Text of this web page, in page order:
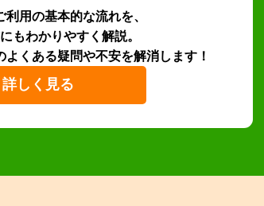
利用の基本的な流れを、
もわかりやすく解説。
よくある疑問や不安を解消します！
詳しく見る